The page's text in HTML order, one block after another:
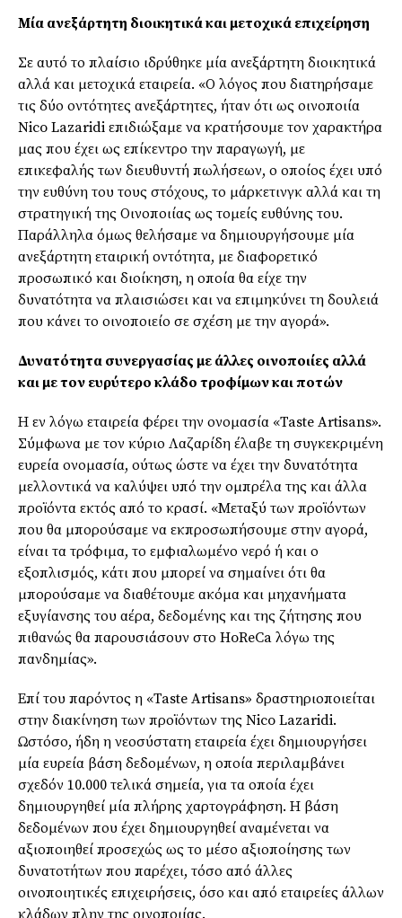
Μία ανεξάρτητη διοικητικά και μετοχικά επιχείρηση
Σε αυτό το πλαίσιο ιδρύθηκε μία ανεξάρτητη διοικητικά
αλλά και μετοχικά εταιρεία. «Ο λόγος που διατηρήσαμε
τις δύο οντότητες ανεξάρτητες, ήταν ότι ως οινοποιία
Nico Lazaridi επιδιώξαμε να κρατήσουμε τον χαρακτήρα
μας που έχει ως επίκεντρο την παραγωγή, με
επικεφαλής των διευθυντή πωλήσεων, ο οποίος έχει υπό
την ευθύνη του τους στόχους, το μάρκετινγκ αλλά και τη
στρατηγική της Οινοποιίας ως τομείς ευθύνης του.
Παράλληλα όμως θελήσαμε να δημιουργήσουμε μία
ανεξάρτητη εταιρική οντότητα, με διαφορετικό
προσωπικό και διοίκηση, η οποία θα είχε την
δυνατότητα να πλαισιώσει και να επιμηκύνει τη δουλειά
που κάνει το οινοποιείο σε σχέση με την αγορά».
Δυνατότητα συνεργασίας με άλλες οινοποιίες αλλά
και με τον ευρύτερο κλάδο τροφίμων και ποτών
Η εν λόγω εταιρεία φέρει την ονομασία «Taste Artisans».
Σύμφωνα με τον κύριο Λαζαρίδη έλαβε τη συγκεκριμένη
ευρεία ονομασία, ούτως ώστε να έχει την δυνατότητα
μελλοντικά να καλύψει υπό την ομπρέλα της και άλλα
προϊόντα εκτός από το κρασί. «Μεταξύ των προϊόντων
που θα μπορούσαμε να εκπροσωπήσουμε στην αγορά,
είναι τα τρόφιμα, το εμφιαλωμένο νερό ή και ο
εξοπλισμός, κάτι που μπορεί να σημαίνει ότι θα
μπορούσαμε να διαθέτουμε ακόμα και μηχανήματα
εξυγίανσης του αέρα, δεδομένης και της ζήτησης που
πιθανώς θα παρουσιάσουν στο HoReCa λόγω της
πανδημίας».
Επί του παρόντος η «Taste Artisans» δραστηριοποιείται
στην διακίνηση των προϊόντων της Nico Lazaridi.
Ωστόσο, ήδη η νεοσύστατη εταιρεία έχει δημιουργήσει
μία ευρεία βάση δεδομένων, η οποία περιλαμβάνει
σχεδόν 10.000 τελικά σημεία, για τα οποία έχει
δημιουργηθεί μία πλήρης χαρτογράφηση. Η βάση
δεδομένων που έχει δημιουργηθεί αναμένεται να
αξιοποιηθεί προσεχώς ως το μέσο αξιοποίησης των
δυνατοτήτων που παρέχει, τόσο από άλλες
οινοποιητικές επιχειρήσεις, όσο και από εταιρείες άλλων